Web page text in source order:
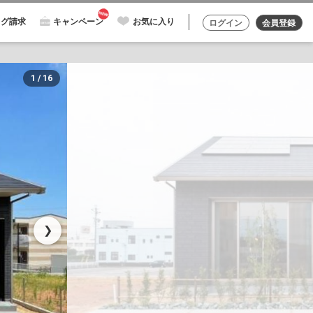
請求 キャンペーン お気に入り ログイン 会員登録
❯
1 / 16